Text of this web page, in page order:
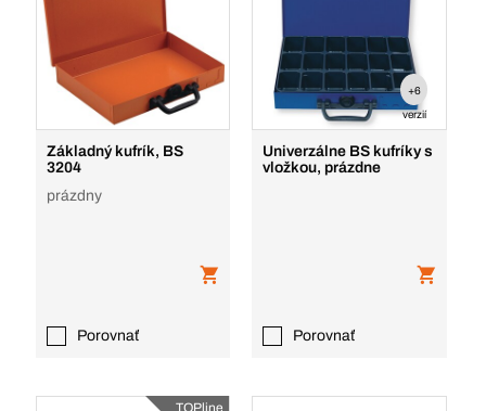
Základný kufrík, BS
3204
prázdny
Porovnať
+6
verzií
Univerzálne BS kufríky s
vložkou, prázdne
Porovnať
TOPline